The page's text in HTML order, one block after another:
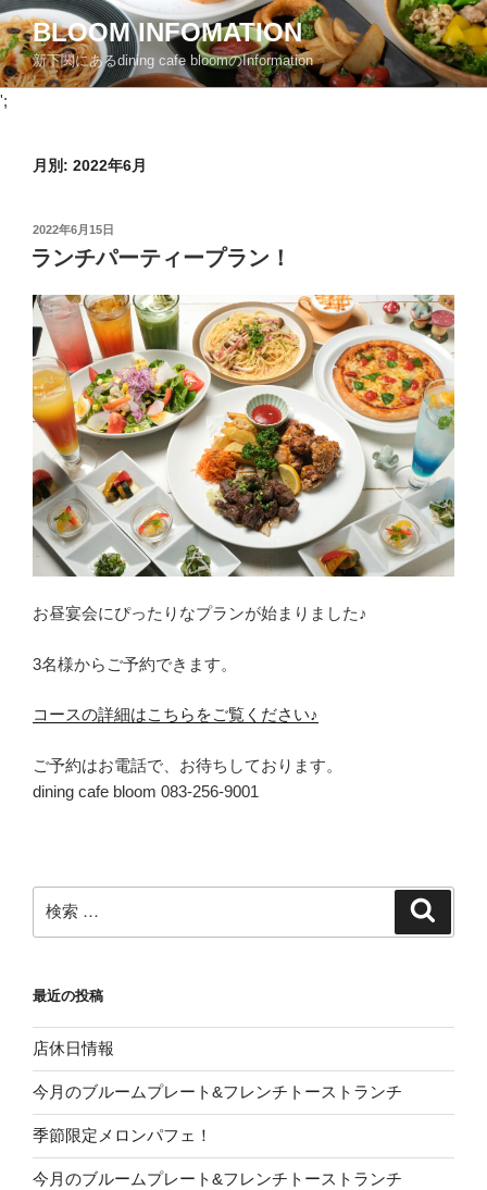
コ
ン
テ
ン
BLOOM INFOMATION
新下関にあるdining cafe bloomのInformation
';
月別: 2022年6月
投
稿
日:
2022年6月15日
ランチパーティープラン！
お昼宴会にぴったりなプランが始まりました♪
3名様からご予約できます。
コースの詳細はこちらをご覧ください♪
ご予約はお電話で、お待ちしております。
dining cafe bloom 083-256-9001
検
索:
最近の投稿
店休日情報
今月のブルームプレート&フレンチトーストランチ
季節限定メロンパフェ！
今月のブルームプレート&フレンチトーストランチ